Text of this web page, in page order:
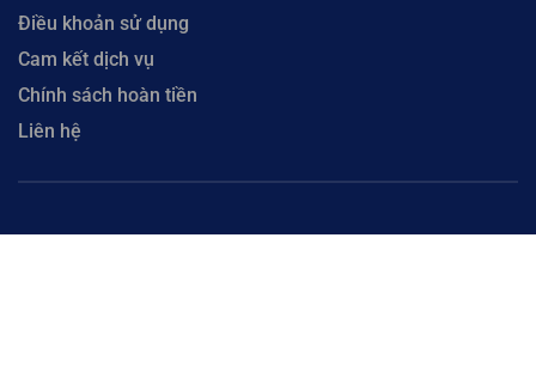
Điều khoản sử dụng
Cam kết dịch vụ
Chính sách hoàn tiền
Liên hệ